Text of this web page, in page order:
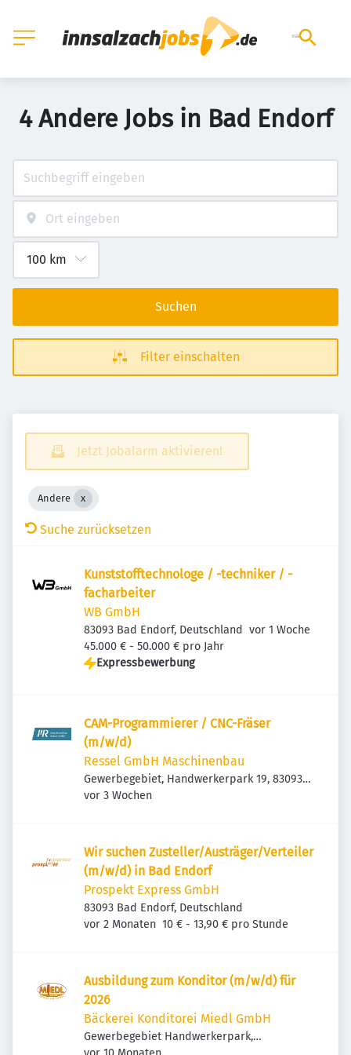
4 Andere Jobs in Bad Endorf
Suchen
Filter einschalten
Jetzt Jobalarm aktivieren!
Andere
Suche zurücksetzen
Kunststofftechnologe / -techniker / -
facharbeiter
WB GmbH
83093 Bad Endorf, Deutschland Veröffentlicht
vor 1 Woche
45.000 € - 50.000 € pro Jahr
Expressbewerbung
CAM-Programmierer / CNC-Fräser
(m/w/d)
Ressel GmbH Maschinenbau
Gewerbegebiet, Handwerkerpark 19, 83093
Bad Endorf, Deutschland
Veröffentlicht
vor 3 Wochen
Wir suchen Zusteller/Austräger/Verteiler
(m/w/d) in Bad Endorf
Prospekt Express GmbH
83093 Bad Endorf, Deutschland
Veröffentlicht:
vor 2 Monaten 10 € - 13,90 € pro Stunde
Ausbildung zum Konditor (m/w/d) für
2026
Bäckerei Konditorei Miedl GmbH
Gewerbegebiet Handwerkerpark,
Veröffentlicht: